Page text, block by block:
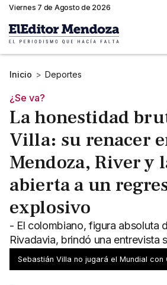
Viernes 7 de Agosto de 2026
Inicio > Deportes
¿Se va?
La honestidad
Villa: su renacer
Mendoza, River y
abierta a un
explosivo
- El colombiano, figura absoluta
Rivadavia, brindó una entrevista
su máximo deseo: jugar el
Sebastián Villa no jugará el Mundial con